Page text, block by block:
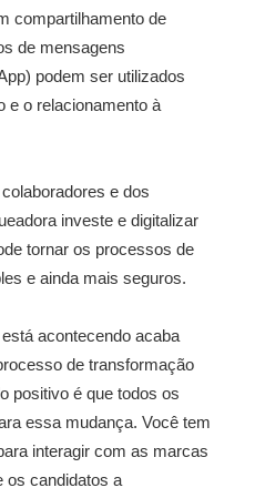
compartilhamento de
de mensagens
podem ser utilizados
e o relacionamento à
e dos
investe e digitalizar
tornar os processos de
e ainda mais seguros.
acontecendo acaba
de transformação
positivo é que todos os
essa mudança. Você tem
interagir com as marcas
os candidatos a